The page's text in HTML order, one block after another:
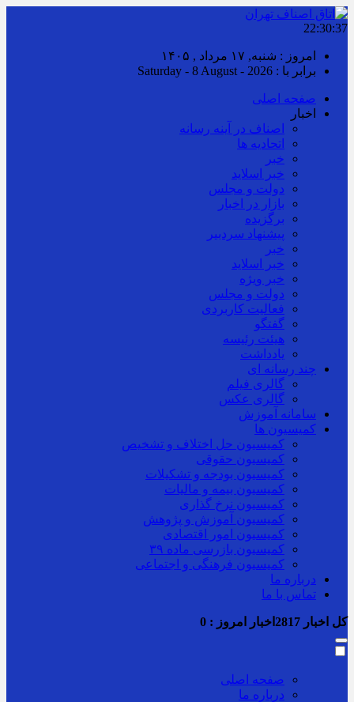
22:30:38
امروز : شنبه, ۱۷ مرداد , ۱۴۰۵
برابر با : Saturday - 8 August - 2026
صفحه اصلی
اخبار
اصناف در آینه رسانه
اتحادیه ها
خبر
خبر اسلايد
دولت و مجلس
بازار در اخبار
برگزیده
پیشنهاد سردبیر
خبر
خبر اسلايد
خبر ویژه
دولت و مجلس
فعالیت کاربردی
گفتگو
هیئت رئیسه
یادداشت
چند رسانه ای
گالری فیلم
گالری عکس
سامانه آموزش
کمیسیون ها
کمیسیون حل اختلاف و تشخیص
کمیسیون حقوقی
کمیسیون بودجه و تشکیلات
کمیسیون بیمه و مالیات
کمیسیون نرخ گذاری
کمیسیون آموزش و پژوهش
کمیسیون امور اقتصادی
کمیسیون بازرسی ماده ۳۹
کمیسیون فرهنگی و اجتماعی
درباره ما
تماس با ما
کل اخبار اخبار امروز : 0
صفحه اصلی
درباره ما